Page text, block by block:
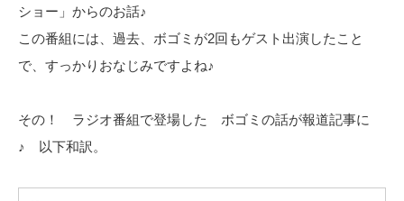
ショー」からのお話♪
この番組には、過去、ボゴミが2回もゲスト出演したこと
で、すっかりおなじみですよね♪
その！ ラジオ番組で登場した ボゴミの話が報道記事に
♪ 以下和訳。